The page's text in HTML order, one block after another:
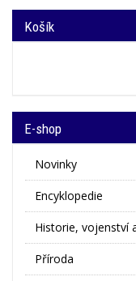
Košík
E-shop
Novinky
Encyklopedie
Historie, vojenství
Příroda